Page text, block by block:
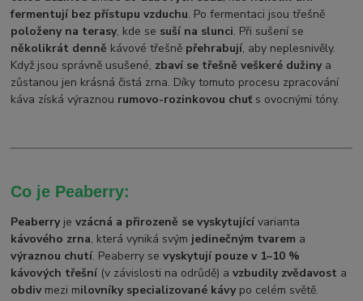
fermentují bez přístupu vzduchu. Po fermentaci jsou třešně
položeny na terasy, kde se suší na slunci. Při sušení se
několikrát denně kávové třešně přehrabují, aby neplesnivěly.
Když jsou správně usušené, zbaví se třešně veškeré dužinya
zůstanou jen krásná čistá zrna. Díky tomuto procesu zpracování
káva získá výraznou rumovo-rozinkovou chuťs ovocnými tóny.
Co je Peaberry:
Peaberryjevzácná a přirozeně se vyskytující varianta
kávového zrna, která vyniká svým jedinečným tvarem a
výraznou chutí. Peaberry se vyskytují pouze v 1–10 %
kávových třešní (v závislosti na odrůdě) avzbudily zvědavost a
obdivmezi milovníky specializované kávypo celém světě.